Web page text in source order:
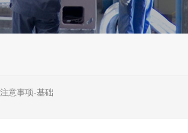
意事项-基础